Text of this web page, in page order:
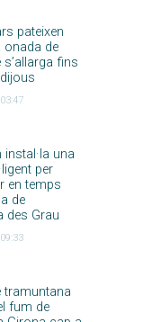
pateixen
onada de
fins
instal·la una
per
en temps
de
des Grau
tramuntana
fum de